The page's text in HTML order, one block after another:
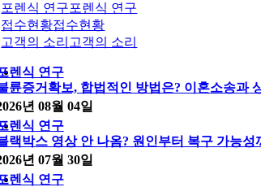
포렌식 연구포렌식 연구
접수현황접수현황
고객의 소리 고객의 소리
렌식 연구
륜증거확보, 합법적인 방법은? 이혼소송과
년 08월 04일
렌식 연구
랙박스 영상 안 나옴? 원인부터 복구 가능성
년 07월 30일
렌식 연구